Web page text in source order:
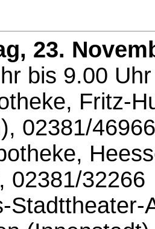
23.
bis 9.00
Fritz-
02381/
02381/32266